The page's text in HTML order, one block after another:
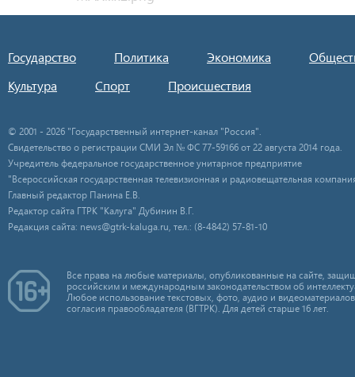
Государство Политика Экономика
Культура
Спорт Происшествия
© 2001 - 2026 "Государственный интернет-канал "Россия".
Свидетельство о регистрации СМИ Эл № ФС 77-59166 от 22 августа 2014 года.
Учредитель федеральное государственное унитарное предприятие
"Всероссийская государственная телевизионная и радиовещательная
Главный редактор Панина Е.В.
Редактор сайта ГТРК "Калуга" Дубинин В.Г.
Редакция сайта: news@gtrk-kaluga.ru, тел.: (8-4842) 57-81-10
Все права на любые материалы, опубликованные на сайте,
российским и международным законодательством об
Любое использование текстовых, фото, аудио и
согласия правообладателя (ВГТРК). Для детей старше 16 лет.